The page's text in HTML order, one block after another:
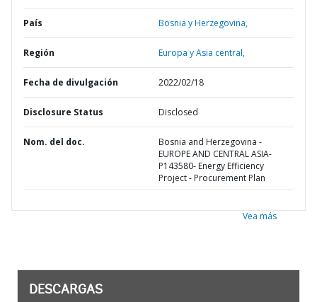
País Bosnia y Herzegovina,
Región Europa y Asia central,
Fecha de divulgación 2022/02/18
Disclosure Status Disclosed
Nom. del doc.
Bosnia and Herzegovina -
EUROPE AND CENTRAL ASIA-
P143580- Energy Efficiency
Project - Procurement Plan
Vea más
DESCARGAS